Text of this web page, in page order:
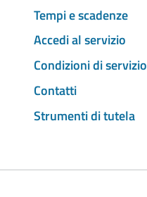
Tempi e scadenze
Accedi al servizio
Condizioni di servizio
Contatti
Strumenti di tutela